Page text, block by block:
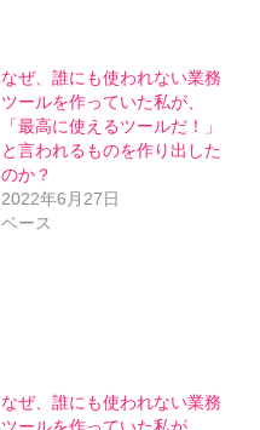
なぜ、誰にも使われない業務
ツールを作っていた私が、
「最高に使えるツールだ！」
と言われるものを作り出した
のか？
2022年6月27日
ベース
なぜ、誰にも使われない業務
ツールを作っていた私が、